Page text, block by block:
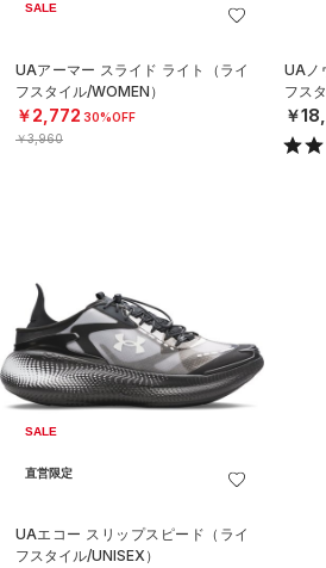
SALE
UAアーマー スライド ライト（ライ
フスタイル/WOMEN）
￥2,772 30%OFF
￥3,960
UAノ
フス
￥
SALE
直営限定
UAエコー スリップスピード（ライ
フスタイル/UNISEX）